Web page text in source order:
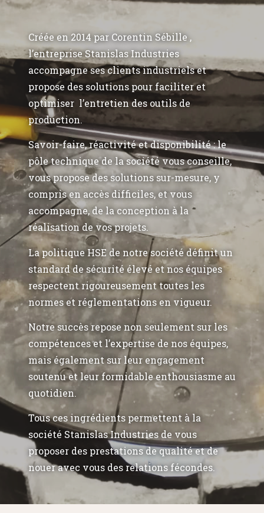
Créée en 2014 par Corentin Sébille ,
l’entreprise Stanislas Industries
accompagne ses clients industriels et
propose des solutions pour faciliter et
optimiser l’entretien des outils de
production.
Savoir-faire, réactivité et disponibilité : le
pôle technique de la société vous conseille,
vous propose des solutions sur-mesure, y
compris en accès difficiles, et vous
accompagne, de la conception à la
réalisation de vos projets.
La politique HSE de notre société définit un
standard de sécurité élevé et nos équipes
respectent rigoureusement toutes les
normes et réglementations en vigueur.
Notre succès repose non seulement sur les
compétences et l’expertise de nos équipes,
mais également sur leur engagement
soutenu et leur formidable enthousiasme au
quotidien.
Tous ces ingrédients permettent à la
société Stanislas Industries de vous
proposer des prestations de qualité et de
nouer avec vous des relations fécondes.